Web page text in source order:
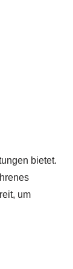
bietet.
um